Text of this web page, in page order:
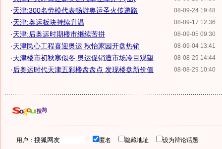
08-09-24 19:48
·天津:300名劳模代表畅游奥运圣火传递路
08-09-17 12:36
·天津:奥运板块持续升温
08-09-05 09:30
·天津:后奥运时期楼市继续苦拼
08-09-04 13:41
·天津民心工程喜迎奥运 秋怡家园开盘热销
08-08-29 14:44
·天津楼市初秋寒似冬 奥运促销遭市场冷目观望
08-08-29 10:40
· 后奥运时代天津五彩楼盘盘点 发现楼盘新价值
用户： 匿名 隐藏地址
设为辩论话题